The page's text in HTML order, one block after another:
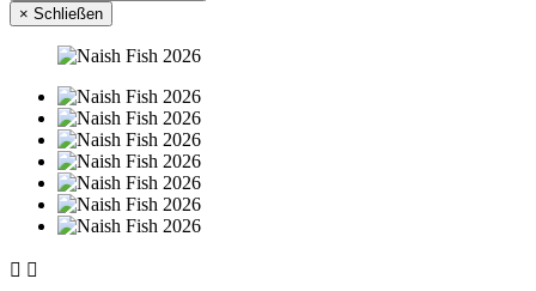
× Schließen
 